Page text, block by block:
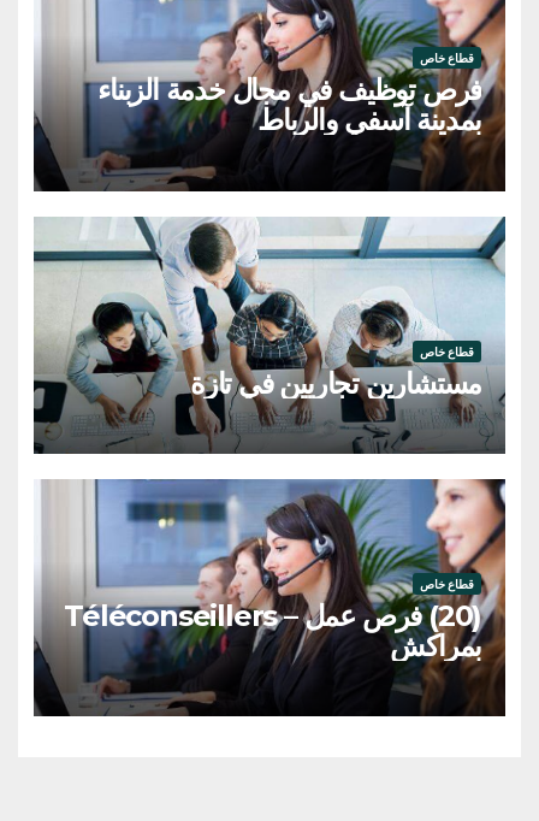
قطاع خاص
فرص توظيف في مجال خدمة الزبناء
بمدينة آسفي والرباط
قطاع خاص
مستشارين تجاريين في تازة
قطاع خاص
(20) فرص عمل – Téléconseillers
بمراكش